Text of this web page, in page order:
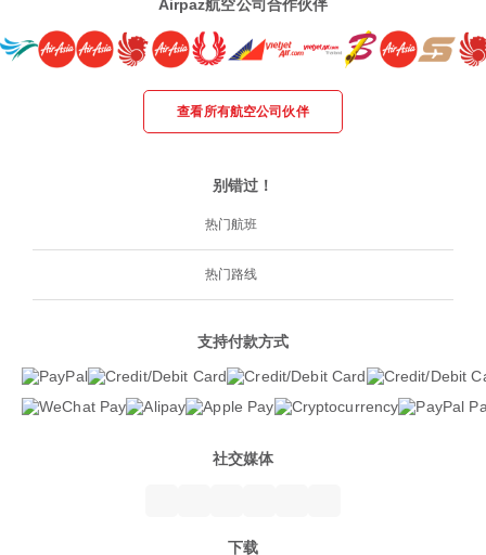
Airpaz航空公司合作伙伴
查看所有航空公司伙伴
别错过！
热门航班
热门路线
支持付款方式
社交媒体
下载